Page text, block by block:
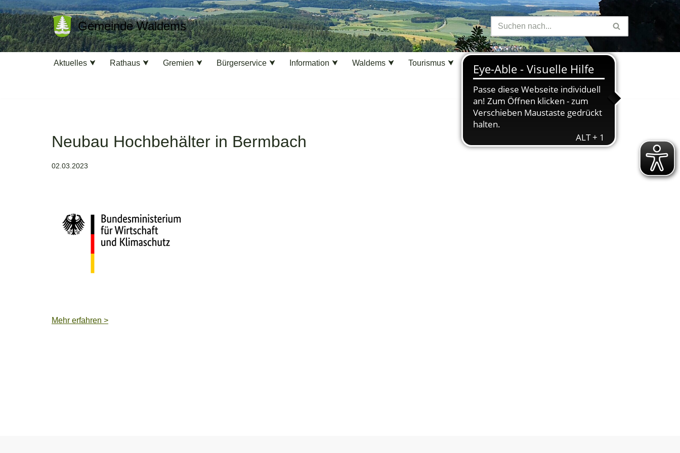
Zum
Inhalt
springen
Gemeinde Waldems
Aktuelles Rathaus Gremien Bürgerservice Information Waldems Tourismus
Neubau Hochbehälter in Bermbach
02.03.2023
Mehr erfahren >